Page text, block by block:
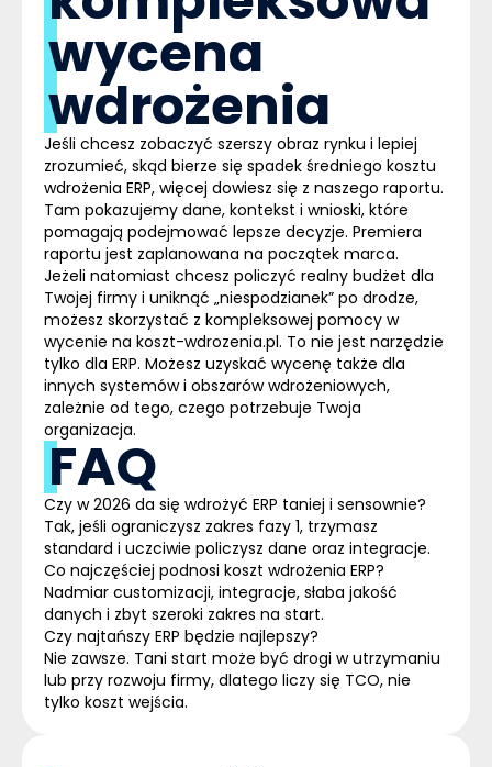
wycena
wdrożenia
Jeśli chcesz zobaczyć szerszy obraz rynku i lepiej
zrozumieć, skąd bierze się spadek średniego kosztu
wdrożenia ERP, więcej dowiesz się z naszego raportu.
Tam pokazujemy dane, kontekst i wnioski, które
pomagają podejmować lepsze decyzje. Premiera
raportu jest zaplanowana na początek marca.
Jeżeli natomiast chcesz policzyć realny budżet dla
Twojej firmy i uniknąć „niespodzianek” po drodze,
możesz skorzystać z kompleksowej pomocy w
wycenie na koszt-wdrozenia.pl. To nie jest narzędzie
tylko dla ERP. Możesz uzyskać wycenę także dla
innych systemów i obszarów wdrożeniowych,
zależnie od tego, czego potrzebuje Twoja
organizacja.
FAQ
Czy w 2026 da się wdrożyć ERP taniej i sensownie?
Tak, jeśli ograniczysz zakres fazy 1, trzymasz
standard i uczciwie policzysz dane oraz integracje.
Co najczęściej podnosi koszt wdrożenia ERP?
Nadmiar customizacji, integracje, słaba jakość
danych i zbyt szeroki zakres na start.
Czy najtańszy ERP będzie najlepszy?
Nie zawsze. Tani start może być drogi w utrzymaniu
lub przy rozwoju firmy, dlatego liczy się TCO, nie
tylko koszt wejścia.